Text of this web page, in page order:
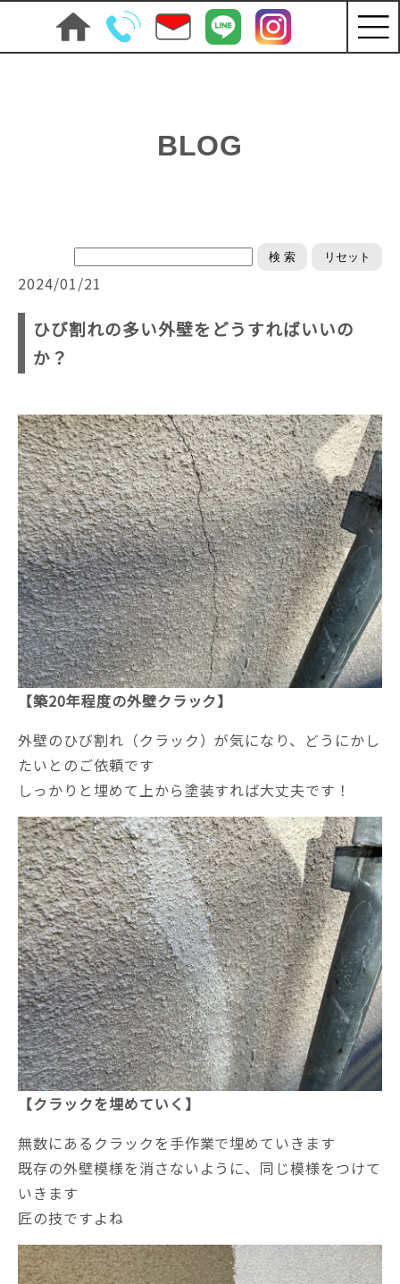
BLOG
2024/01/21
ひび割れの多い外壁をどうすればいいの
か？
【築20年程度の外壁クラック】
外壁のひび割れ（クラック）が気になり、どうにかし
たいとのご依頼です
しっかりと埋めて上から塗装すれば大丈夫です！
【クラックを埋めていく】
無数にあるクラックを手作業で埋めていきます
既存の外壁模様を消さないように、同じ模様をつけて
いきます
匠の技ですよね